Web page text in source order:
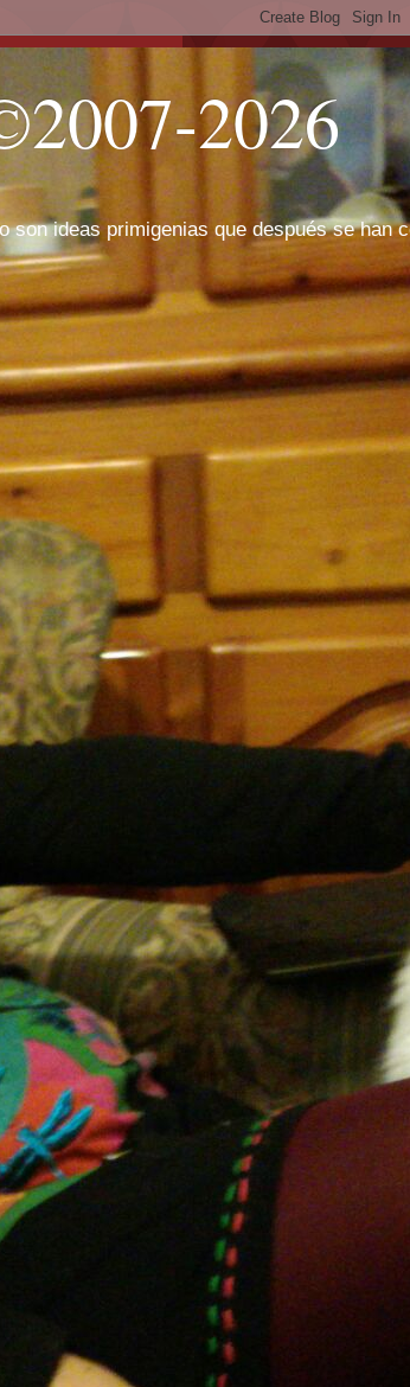
2026
son ideas primigenias que después se han